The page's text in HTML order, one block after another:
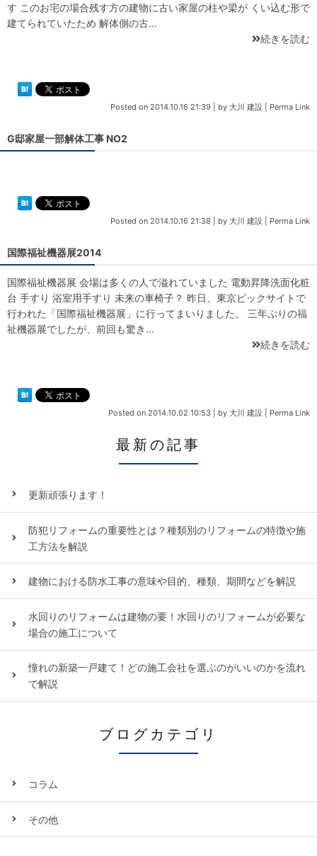
す このお宅の場合残す方の建物に古い家屋の柱や梁が くい込む形で
建てられていたため 解体側の古…
続きを読む
Posted on 2014.10.16 21:39 by 大川 建設 Perma Link
G邸家屋一部解体工事 NO2
Posted on 2014.10.16 21:38 by 大川 建設 Perma Link
国際福祉機器展2014
国際福祉機器展 会場は多くの人で溢れていました 電動昇降洗面化粧
台 手すり 浴室用手すり 未来の車椅子？ 昨日、東京ビックサイトで
行われた「国際福祉機器展」に行ってまいりました。 三年ぶりの福
祉機器展でしたが、前回も驚き…
続きを読む
Posted on 2014.10.02 10:53 by 大川 建設 Perma Link
最新の記事
更新頑張ります！
防犯リフォームの重要性とは？種類別のリフォームの特徴や施
工方法を解説
建物における防水工事の意味や目的、種類、期間などを解説
水回りのリフォームは建物の要！水回りのリフォームが必要な
場合の施工について
憧れの新築一戸建て！どの施工会社を選ぶのがいいのかを流れ
で解説
ブログカテゴリ
コラム
その他